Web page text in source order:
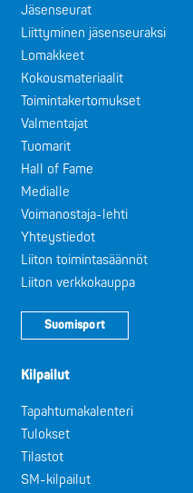
Jäsenseurat
Liittyminen jäsenseuraksi
Lomakkeet
Kokousmateriaalit
Toimintakertomukset
Valmentajat
Tuomarit
Hall of Fame
Medialle
Voimanostaja-lehti
Yhteystiedot
Liiton toimintasäännöt
Liiton verkkokauppa
Suomisport
Kilpailut
Tapahtumakalenteri
Tulokset
Tilastot
SM-kilpailut